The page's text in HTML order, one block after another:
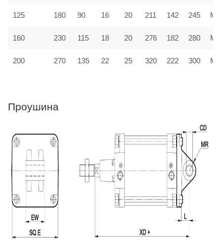
125 180 90 16 20 211 142 245
160 230 115 18 20 276 182 280
200 270 135 22 25 320 222 300
Проушина